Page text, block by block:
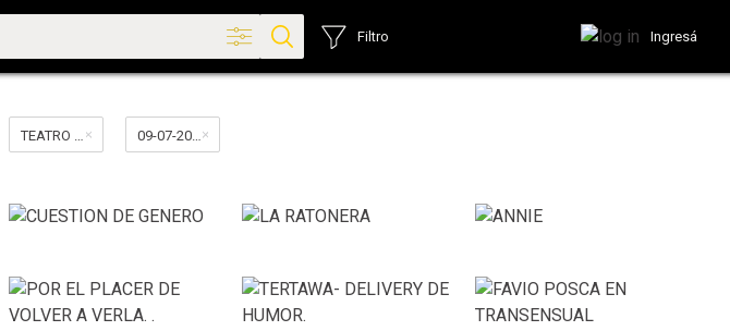
Filtro Ingresá
TEATRO METROPOLITAN 09-07-2026 al 09-07-2026